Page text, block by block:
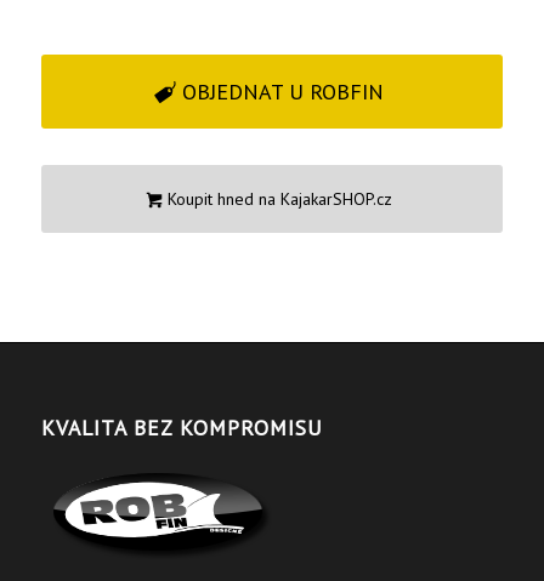
OBJEDNAT U ROBFIN
Koupit hned na KajakarSHOP.cz
KVALITA BEZ KOMPROMISU